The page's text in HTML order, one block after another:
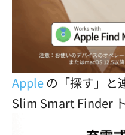
Appleの「探す」と
Slim Smart Finder